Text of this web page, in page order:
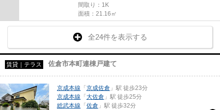
間取り：1K
面積：21.16㎡
全24件を表示する
賃貸｜テラス 佐倉市本町連棟戸建て
京成本線 「京成佐倉 」駅 徒歩23分
京成本線 「大佐倉 」駅 徒歩25分
総武本線 「佐倉 」駅 徒歩32分